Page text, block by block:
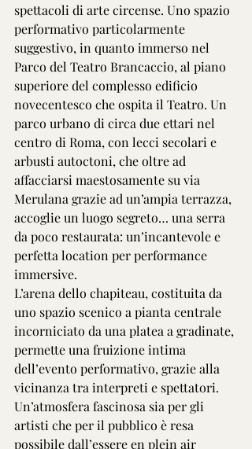
spettacoli di arte circense. Uno spazio
performativo particolarmente
suggestivo, in quanto immerso nel
Parco del Teatro Brancaccio, al piano
superiore del complesso edificio
novecentesco che ospita il Teatro. Un
parco urbano di circa due ettari nel
centro di Roma, con lecci secolari e
arbusti autoctoni, che oltre ad
affacciarsi maestosamente su via
Merulana grazie ad un’ampia terrazza,
accoglie un luogo segreto… una serra
da poco restaurata: un’incantevole e
perfetta location per performance
immersive.
L’arena dello chapiteau, costituita da
uno spazio scenico a pianta centrale
incorniciato da una platea a gradinate,
permette una fruizione intima
dell’evento performativo, grazie alla
vicinanza tra interpreti e spettatori.
Un’atmosfera fascinosa sia per gli
artisti che per il pubblico è resa
possibile dall’essere en plein air